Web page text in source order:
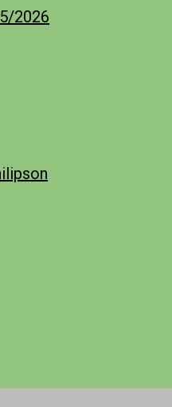
2026